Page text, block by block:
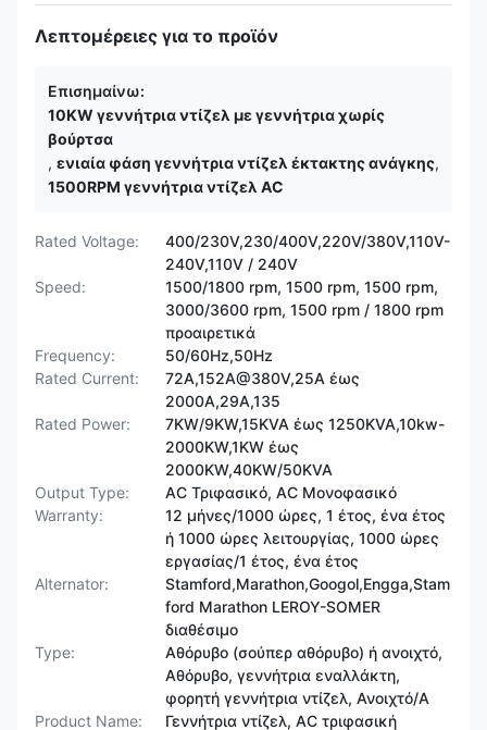
Λεπτομέρειες για το προϊόν
Επισημαίνω:
10KW γεννήτρια ντίζελ με γεννήτρια χωρίς
βούρτσα
, ενιαία φάση γεννήτρια ντίζελ έκτακτης ανάγκης,
1500RPM γεννήτρια ντίζελ AC
Rated Voltage:
400/230V,230/400V,220V/380V,110V-
240V,110V / 240V
Speed:
1500/1800 rpm, 1500 rpm, 1500 rpm,
3000/3600 rpm, 1500 rpm / 1800 rpm
προαιρετικά
Frequency:
50/60Hz,50Hz
Rated Current:
72A,152A@380V,25A έως
2000A,29A,135
Rated Power:
7KW/9KW,15KVA έως 1250KVA,10kw-
2000KW,1KW έως
2000KW,40KW/50KVA
Output Type:
AC Τριφασικό, AC Μονοφασικό
Warranty:
12 μήνες/1000 ώρες, 1 έτος, ένα έτος
ή 1000 ώρες λειτουργίας, 1000 ώρες
εργασίας/1 έτος, ένα έτος
Alternator:
Stamford,Marathon,Googol,Engga,Stam
ford Marathon LEROY-SOMER
διαθέσιμο
Type:
Αθόρυβο (σούπερ αθόρυβο) ή ανοιχτό,
Αθόρυβο, γεννήτρια εναλλάκτη,
φορητή γεννήτρια ντίζελ, Ανοιχτό/Α
Product Name:
Γεννήτρια ντίζελ, AC τριφασική